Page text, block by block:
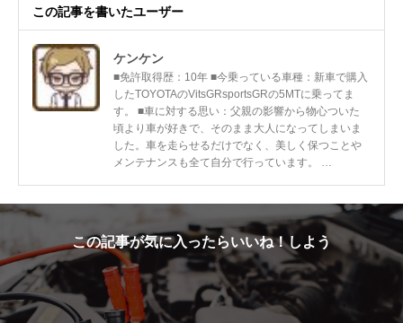
この記事を書いたユーザー
ケンケン
■免許取得歴：10年 ■今乗っている車種：新車で購入
したTOYOTAのVitsGRsportsGRの5MTに乗ってま
す。 ■車に対する思い：父親の影響から物心ついた
頃より車が好きで、そのまま大人になってしまいま
した。車を走らせるだけでなく、美しく保つことや
メンテナンスも全て自分で行っています。 …
この記事が気に入ったらいいね！しよう